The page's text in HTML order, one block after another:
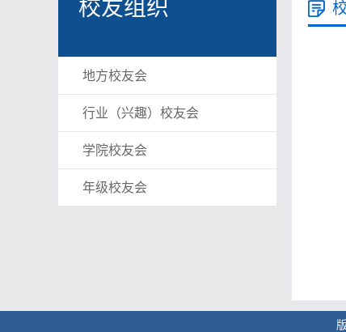
校友组织
地方校友会
行业（兴趣）校友会
学院校友会
年级校友会